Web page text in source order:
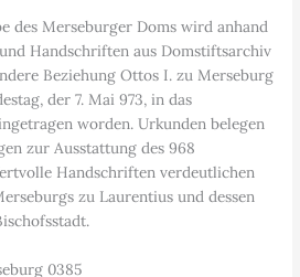
des Merseburger Doms wird anhand
Handschriften aus Domstiftsarchiv
Beziehung Ottos I. zu Merseburg
der 7. Mai 973, in das
worden. Urkunden belegen
zur Ausstattung des 968
Handschriften verdeutlichen
zu Laurentius und dessen